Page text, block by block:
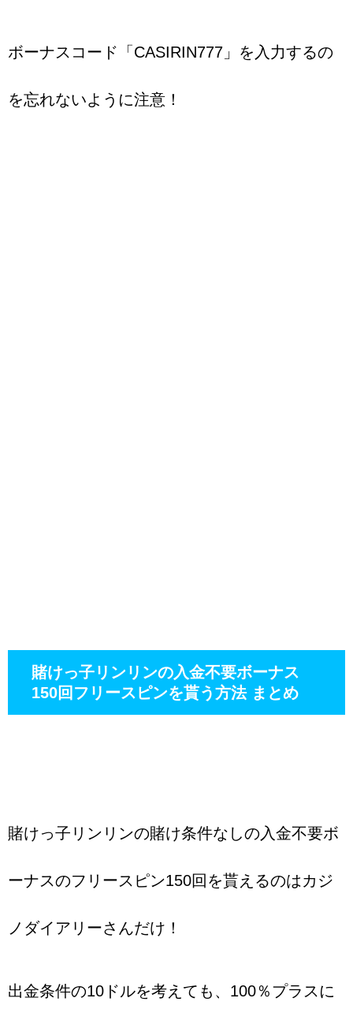
ボーナスコード「CASIRIN777」を入力するの
を忘れないように注意！
賭けっ子リンリンの入金不要ボーナス
150回フリースピンを貰う方法 まとめ
賭けっ子リンリンの賭け条件なしの入金不要ボ
ーナスのフリースピン150回を貰えるのはカジ
ノダイアリーさんだけ！
出金条件の10ドルを考えても、100％プラスに